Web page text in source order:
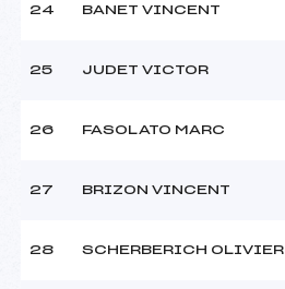
24 BANET VINCENT
25 JUDET VICTOR
26 FASOLATO MARC
27 BRIZON VINCENT
28 SCHERBERICH OLIVIER